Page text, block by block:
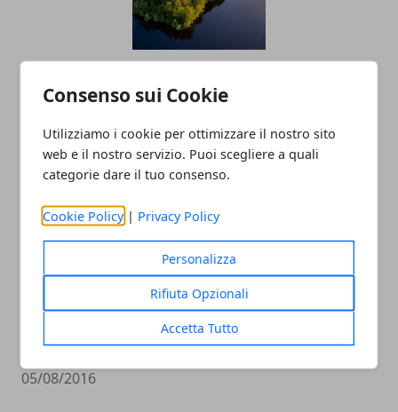
Consenso sui Cookie
Utilizziamo i cookie per ottimizzare il nostro sito
web e il nostro servizio. Puoi scegliere a quali
categorie dare il tuo consenso.
Cookie Policy | Privacy Policy
Personalizza
Rifiuta Opzionali
Accetta Tutto
consigli per farlo in sicurezza
06/01/2023
Olimpiadi 2016: vice console russo
uccide criminale
05/08/2016